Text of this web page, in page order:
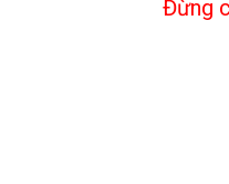
Đừng